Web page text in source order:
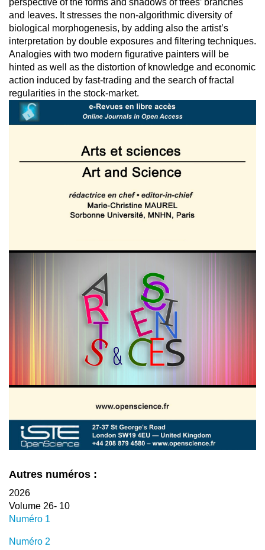
perspective of the forms and shadows of trees’ branches
and leaves. It stresses the non-algorithmic diversity of
biological morphogenesis, by adding also the artist’s
interpretation by double exposures and filtering techniques.
Analogies with two modern figurative painters will be
hinted as well as the distortion of knowledge and economic
action induced by fast-trading and the search of fractal
regularities in the stock-market.
Autres numéros :
2026
Volume 26- 10
Numéro 1
Numéro 2